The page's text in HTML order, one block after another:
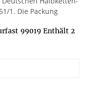
1. Die Packung
99019 Enthält 2